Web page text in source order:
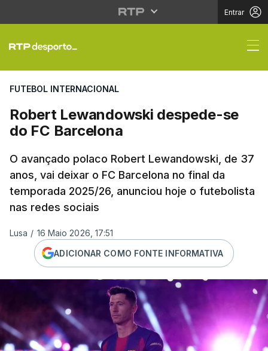
Entrar
Robert Lewandowski
FUTEBOL INTERNACIONAL
Robert Lewandowski despede-se
do FC Barcelona
O avançado polaco Robert Lewandowski, de 37
anos, vai deixar o FC Barcelona no final da
temporada 2025/26, anunciou hoje o futebolista
nas redes sociais
Lusa / 16 Maio 2026, 17:51
ADICIONAR COMO FONTE INFORMATIVA